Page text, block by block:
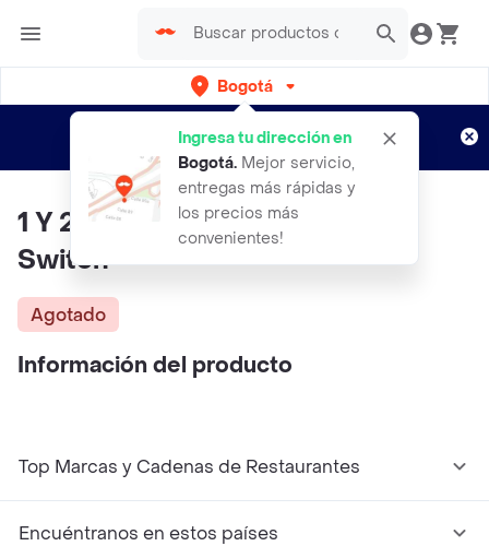
Bogotá
Ingresa tu dirección en
Bogotá. Mejor servicio,
entregas más rápidas y
los precios más
convenientes!
envíos gratis por semanas
Aplican TyC
1 Y 2 Switch - Juego Nintendo
Switch
Agotado
Información del producto
Top Marcas y Cadenas de Restaurantes
Encuéntranos en estos países